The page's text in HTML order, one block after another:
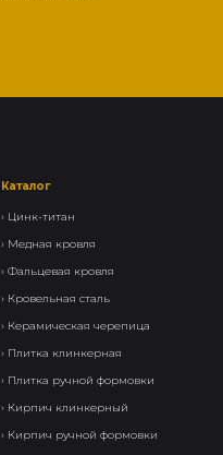
Каталог
› Цинк-титан
› Медная кровля
› Фальцевая кровля
› Кровельная сталь
› Керамическая черепица
› Плитка клинкерная
› Плитка ручной формовки
› Кирпич клинкерный
› Кирпич ручной формовки